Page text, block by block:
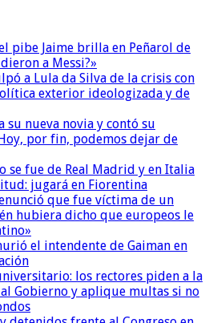
pibe Jaime brilla en Peñarol de
a Messi?»
a Lula da Silva de la crisis con
exterior ideologizada y de
su nueva novia y contó su
por fin, podemos dejar de
se fue de Real Madrid y en Italia
jugará en Fiorentina
que fue víctima de un
hubiera dicho que europeos le
el intendente de Gaiman en
los rectores piden a la
Gobierno y aplique multas si no